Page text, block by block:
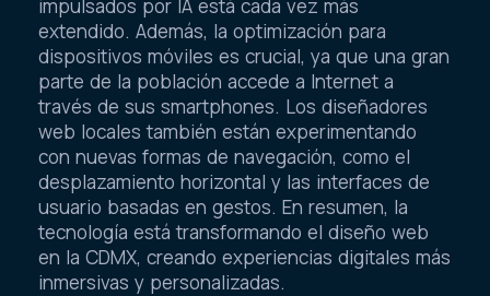
impulsados por IA está cada vez más
extendido. Además, la optimización para
dispositivos móviles es crucial, ya que una gran
parte de la población accede a Internet a
través de sus smartphones. Los diseñadores
web locales también están experimentando
con nuevas formas de navegación, como el
desplazamiento horizontal y las interfaces de
usuario basadas en gestos. En resumen, la
tecnología está transformando el diseño web
en la CDMX, creando experiencias digitales más
inmersivas y personalizadas.